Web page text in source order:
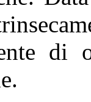
di